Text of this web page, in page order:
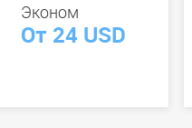
Эконом
От 24 USD